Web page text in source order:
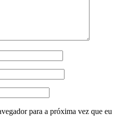
para a próxima vez que eu